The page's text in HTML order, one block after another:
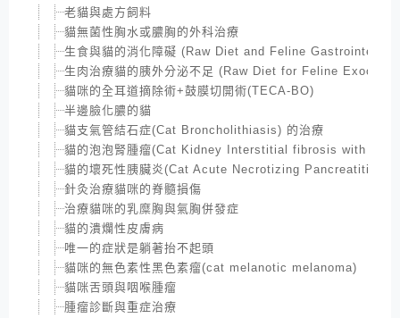
老貓與處方飼料
貓無菌性胸水或膿胸的外科治療
生食與貓的消化障礙 (Raw Diet and Feline
生肉治療貓的胰外分泌不足 (Raw Diet for Feline
貓咪的全耳道摘除術+鼓膜切開術(TECA-BO)
半邊臉化膿的貓
貓支氣管結石症(Cat Broncholithiasis) 的治療
貓的泡泡腎腫瘤(Cat Kidney Interstitial fibrosis with
貓的壞死性胰臟炎(Cat Acute Necrotizing Pancreatitis)
針灸治療貓咪的脊髓損傷
治療貓咪的乳糜胸與氣胸併發症
貓的潰爛性皮膚病
唯一的症狀是躺著抬不起頭
貓咪的無色素性黑色素瘤(cat melanotic melanoma)
貓咪舌頭與咽喉腫瘤
腫瘤診斷與重症治療